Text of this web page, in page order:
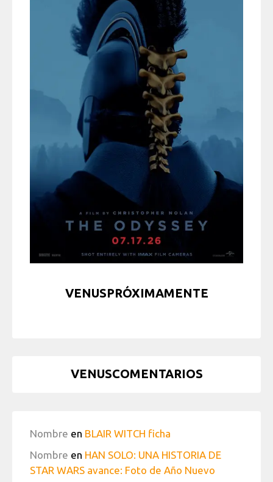
VENUSPRÓXIMAMENTE
VENUSCOMENTARIOS
Nombre en BLAIR WITCH ficha
Nombre en HAN SOLO: UNA HISTORIA DE
STAR WARS avance: Foto de Año Nuevo